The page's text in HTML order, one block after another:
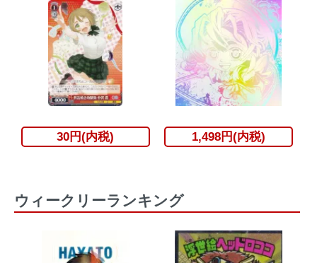
30円(内税) 1,498円(内税)
ウィークリーランキング